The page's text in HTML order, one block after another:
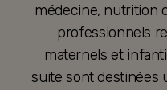
médecine, nutrition
professionnels
maternels et
suite sont destinées